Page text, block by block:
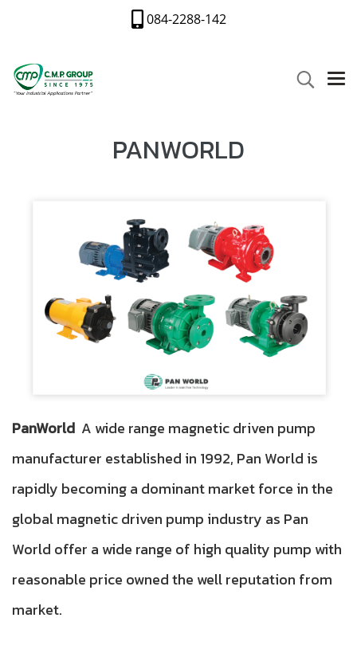
084-2288-142
PANWORLD
PanWorld A wide range magnetic driven pump
manufacturer established in 1992, Pan World is
rapidly becoming a dominant market force in the
global magnetic driven pump industry as Pan
World offer a wide range of high quality pump with
reasonable price owned the well reputation from
market.